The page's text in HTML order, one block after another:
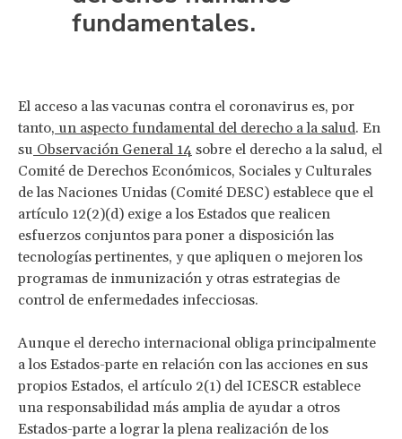
fundamentales.
El acceso a las vacunas contra el coronavirus es, por
tanto, un aspecto fundamental del derecho a la salud. En
su Observación General 14 sobre el derecho a la salud, el
Comité de Derechos Económicos, Sociales y Culturales
de las Naciones Unidas (Comité DESC) establece que el
artículo 12(2)(d) exige a los Estados que realicen
esfuerzos conjuntos para poner a disposición las
tecnologías pertinentes, y que apliquen o mejoren los
programas de inmunización y otras estrategias de
control de enfermedades infecciosas.
Aunque el derecho internacional obliga principalmente
a los Estados-parte en relación con las acciones en sus
propios Estados, el artículo 2(1) del ICESCR establece
una responsabilidad más amplia de ayudar a otros
Estados-parte a lograr la plena realización de los